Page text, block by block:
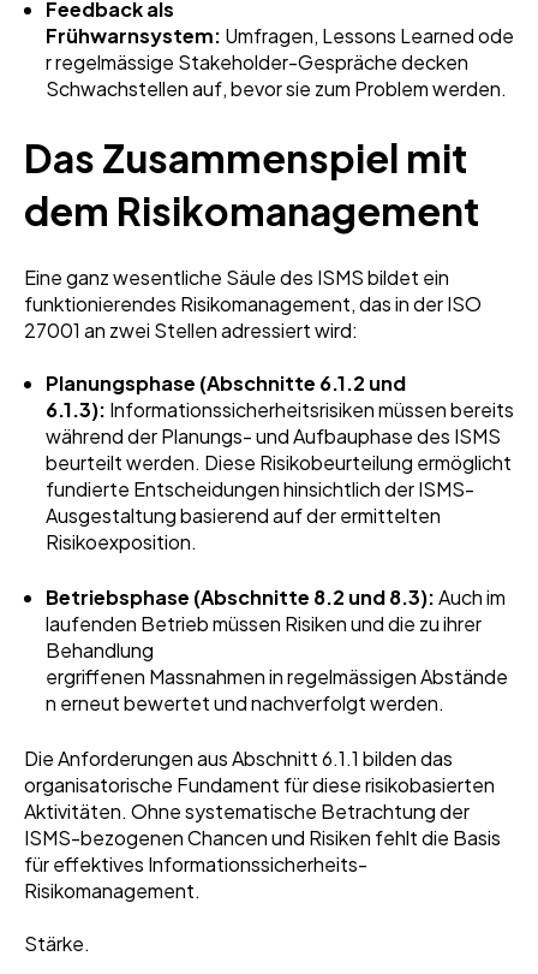
Feedback als
Frühwarnsystem: Umfragen, Lessons Learned ode
r regelmässige Stakeholder-Gespräche decken
Schwachstellen auf, bevor sie zum Problem werden.
Das Zusammenspiel mit
dem Risikomanagement
Eine ganz wesentliche Säule des ISMS bildet ein
funktionierendes Risikomanagement, das in der ISO
27001 an zwei Stellen adressiert wird:
Planungsphase (Abschnitte 6.1.2 und
6.1.3): Informationssicherheitsrisiken müssen bereits
während der Planungs- und Aufbauphase des ISMS
beurteilt werden. Diese Risikobeurteilung ermöglicht
fundierte Entscheidungen hinsichtlich der ISMS-
Ausgestaltung basierend auf der ermittelten
Risikoexposition.
Betriebsphase (Abschnitte 8.2 und 8.3):Auch im
laufenden Betrieb müssen Risiken und die zu ihrer
Behandlung
ergriffenen Massnahmen in regelmässigen Abstände
n erneut bewertet und nachverfolgt werden.
Die Anforderungen aus Abschnitt 6.1.1 bilden das
organisatorische Fundament für diese risikobasierten
Aktivitäten. Ohne systematische Betrachtung der
ISMS-bezogenen Chancen und Risiken fehlt die Basis
für effektives Informationssicherheits-
Risikomanagement.
Stärke.